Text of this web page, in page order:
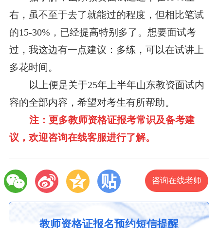
右，虽不至于去了就能过的程度，但相比笔试
的15-30%，已经提高特别多了。想要面试考
过，我这边有一点建议：多练，可以在试讲上
多花时间。
以上便是关于25年上半年山东教资面试内
容的全部内容，希望对考生有所帮助。
注：更多教师资格证报考常识及备考建
议，欢迎咨询在线客服进行了解。
咨询在线老师
教师资格证报名预约短信提醒